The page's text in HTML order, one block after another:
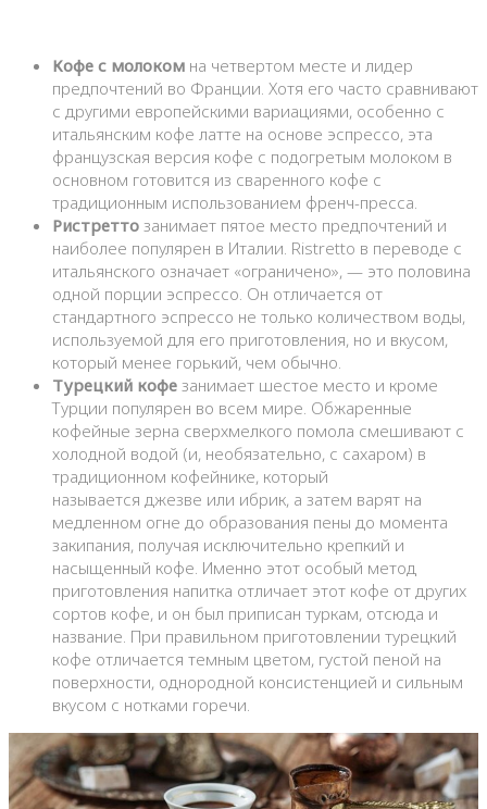
Кофе с молоком на четвертом месте и лидер
предпочтений во Франции. Хотя его часто сравнивают
с другими европейскими вариациями, особенно с
итальянским кофе латте на основе эспрессо, эта
французская версия кофе с подогретым молоком в
основном готовится из сваренного кофе с
традиционным использованием френч-пресса.
Ристретто занимает пятое место предпочтений и
наиболее популярен в Италии. Ristretto в переводе с
итальянского означает «ограничено», — это половина
одной порции эспрессо. Он отличается от
стандартного эспрессо не только количеством воды,
используемой для его приготовления, но и вкусом,
который менее горький, чем обычно.
Турецкий кофе занимает шестое место и кроме
Турции популярен во всем мире. Обжаренные
кофейные зерна сверхмелкого помола смешивают с
холодной водой (и, необязательно, с сахаром) в
традиционном кофейнике, который
называется джезве или ибрик, а затем варят на
медленном огне до образования пены до момента
закипания, получая исключительно крепкий и
насыщенный кофе. Именно этот особый метод
приготовления напитка отличает этот кофе от других
сортов кофе, и он был приписан туркам, отсюда и
название. При правильном приготовлении турецкий
кофе отличается темным цветом, густой пеной на
поверхности, однородной консистенцией и сильным
вкусом с нотками горечи.